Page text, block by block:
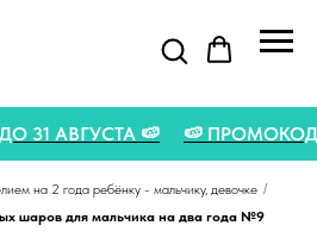
ДО 31 АВГУСТА 🍉 🍉
на 2 года ребёнку - мальчику, девочке /
шаров для мальчика на два года №9